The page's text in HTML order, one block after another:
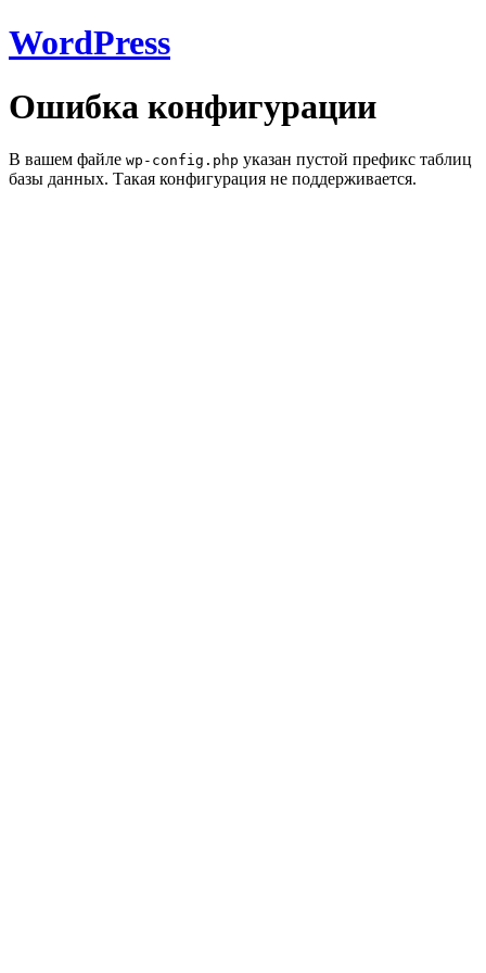
WordPress
Ошибка конфигурации
В вашем файле wp-config.php указан пустой префикс таблиц
базы данных. Такая конфигурация не поддерживается.